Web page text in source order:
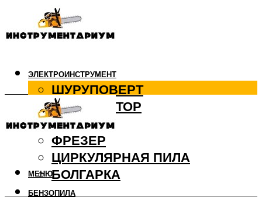
ЭЛЕКТРОИНСТРУМЕНТ
ШУРУПОВЕРТ
ПЕРФОРАТОР
ДРЕЛЬ
ФРЕЗЕР
ЦИРКУЛЯРНАЯ ПИЛА
БОЛГАРКА
БЕНЗОПИЛА
МЕНЮ